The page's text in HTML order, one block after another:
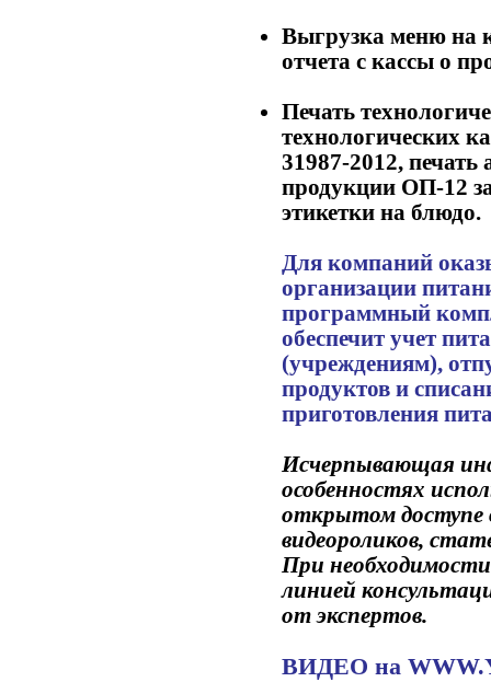
Выгрузка меню на
отчета с кассы о
Печать
технологических
31987-2012, печать
продукции ОП-12
этикетки на блюдо.
Для компаний
организации
программный
обеспечит учет
(учреждениям),
продуктов и
приготовления
Исчерпывающая
особенностях
открытом доступе
видеороликов,
При
линией
от экспертов.
ВИДЕО на